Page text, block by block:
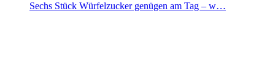
Sechs Stück Würfelzucker genügen am Tag – w…